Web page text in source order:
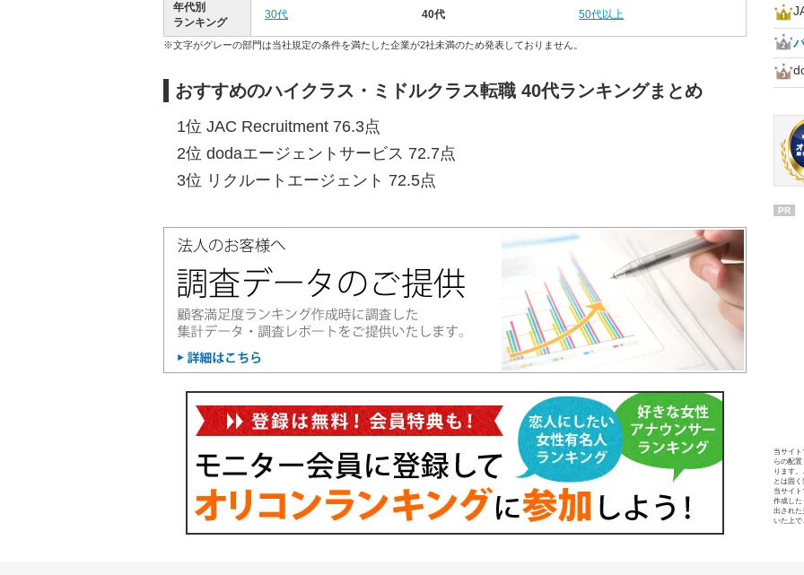
年代別
ランキング
30代 40代 50代以上
※文字がグレーの部門は当社規定の条件を満たした企業が2社未満のため発表しておりません。
おすすめのハイクラス・ミドルクラス転職 40代ランキングまとめ
1位 JAC Recruitment 76.3点
2位 dodaエージェントサービス 72.7点
3位 リクルートエージェント 72.5点
PR
当サイ
らの配
ります
とは固く
当サイ
作成した
出された
いた上で